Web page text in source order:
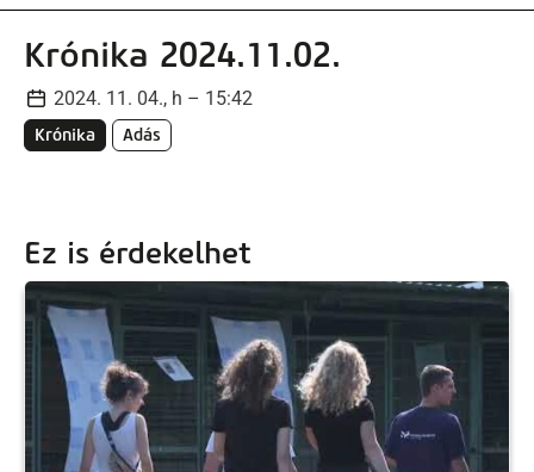
Krónika 2024.11.02.
2024. 11. 04., h – 15:42
Krónika Adás
Ez is érdekelhet